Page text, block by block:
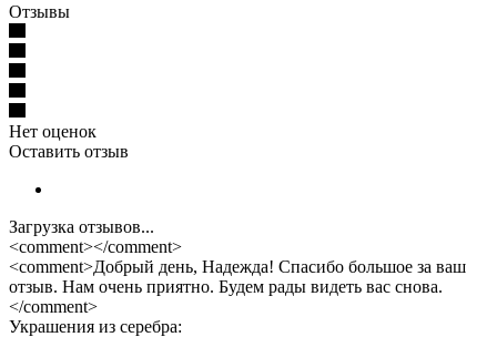
Отзывы
Нет оценок
Оставить отзыв
Загрузка отзывов...
<comment></comment>
<comment>Добрый день, Надежда! Спасибо большое за ваш
отзыв. Нам очень приятно. Будем рады видеть вас снова.
</comment>
Украшения из серебра: